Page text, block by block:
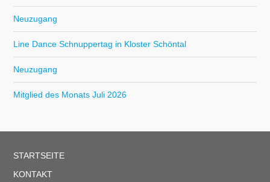
Neuzugang
Line Dance Schnuppertag in Kloster Schöntal
Neuzugang
Mitglied des Monats Juli 2026
STARTSEITE
KONTAKT